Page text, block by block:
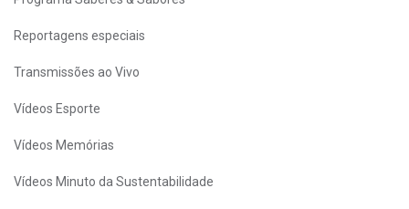
Reportagens especiais
Transmissões ao Vivo
Vídeos Esporte
Vídeos Memórias
Vídeos Minuto da Sustentabilidade